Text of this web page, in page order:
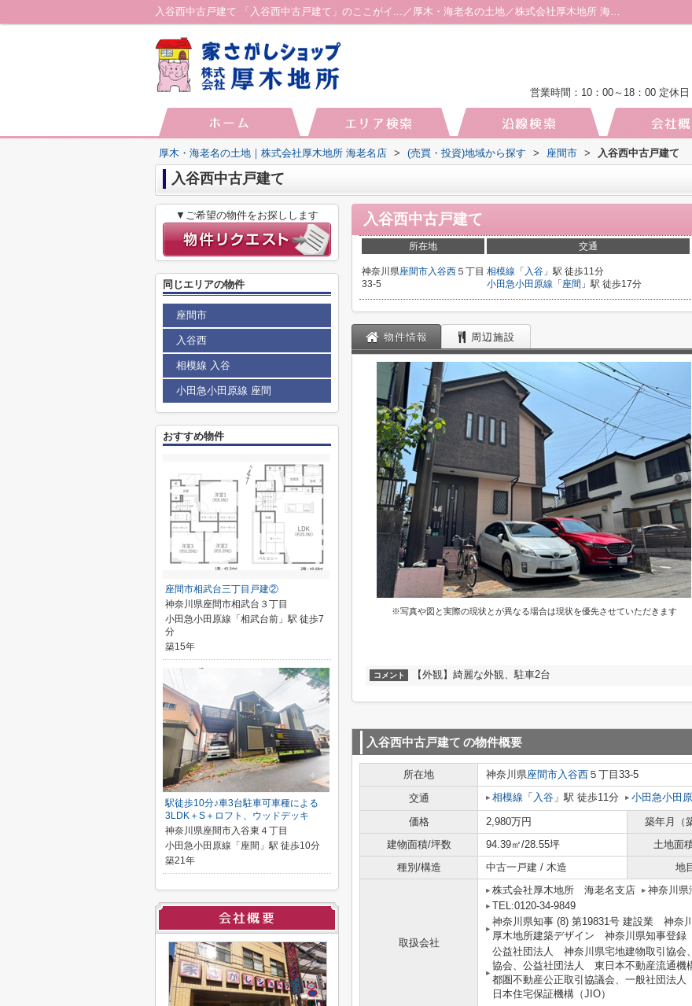
入谷西中古戸建て 「入谷西中古戸建て」のここがイ...／厚木・海老名の土地／株式会社厚木地所 海老名店
営業時間：10：00～18：00 定休日
厚木・海老名の土地｜株式会社厚木地所 海老名店 > (売買・投資)地域から探す > 座間市 > 入谷西中古戸建て
入谷西中古戸建て
入谷西中古戸建て
所在地 交通
神奈川県座間市入谷西 ５丁目
33-5
相模線 「 入谷 」駅 徒歩11分
小田急小田原線 「 座間 」駅 徒歩17分
物件情報 周辺施設
※写真や図と実際の現状とが異なる場合は現状を優先させていただきます
コメント 【外観】綺麗な外観、駐車2台
入谷西中古戸建て の物件概要
所在地 神奈川県座間市入谷西 ５丁目33-5
交通
相模線 「 入谷 」駅 徒歩11分 小田急小田
価格 2,980万円 築年月（
建物面積/坪数
94.39㎡/28.55坪 土地面
種別/構造
中古一戸建 / 木造 地
取扱会社
株式会社厚木地所 海老名支店
神奈川県
TEL:0120-34-9849
神奈川県知事 (8) 第19831号 建設業 神奈
厚木地所建築デザイン 神奈川県知事登
公益社団法人 神奈川県宅地建物取引協
協会、公益社団法人 東日本不動産流通
都圏不動産公正取引協議会、一般社団法
日本住宅保証機構（JIO）
▼ご希望の物件をお探しします
同じエリアの物件
座間市
入谷西
相模線 入谷
小田急小田原線 座間
おすすめ物件
座間市相武台三丁目戸建②
神奈川県座間市相武台３丁目
小田急小田原線「相武台前」駅 徒歩7
分
築15年
駅徒歩10分♪車3台駐車可車種による
3LDK＋S＋ロフト、ウッドデッキ
神奈川県座間市入谷東４丁目
小田急小田原線「座間」駅 徒歩10分
築21年